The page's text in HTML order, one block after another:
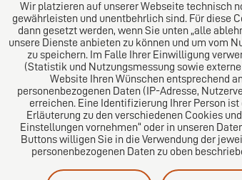
Über uns
Das Kanzlei-
Aus Europa für die Welt. Für
erfolgreichen Mittelstand.
Wir platzieren auf unserer Webseite technisch
gewährleisten und unentbehrlich sind. Für diese
dann gesetzt werden, wenn Sie unten „alle
unsere Dienste anbieten zu können und um vom
zu speichern. Im Falle Ihrer Einwilligung
(Statistik und Nutzungsmessung sowie
Website Ihren Wünschen entsprechend
personenbezogenen Daten (IP-Adresse,
erreichen. Eine Identifizierung Ihrer Person
Erläuterung zu den verschiedenen Cookies
Einstellungen vornehmen“ oder in unseren
Buttons willigen Sie in die Verwendung der
personenbezogenen Daten zu oben